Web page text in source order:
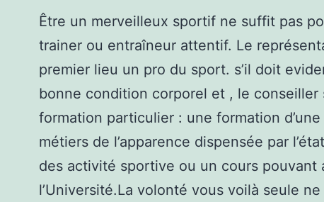
Être un merveilleux sportif ne suffit pas
trainer ou entraîneur attentif. Le
premier lieu un pro du sport. s’il doit
bonne condition corporel et , le conseiller
formation particulier : une formation
métiers de l’apparence dispensée par
des activité sportive ou un cours pouvant
l’Université.La volonté vous voilà seule